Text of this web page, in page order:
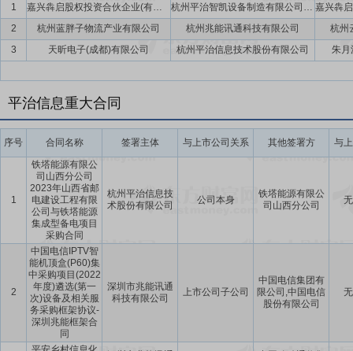
理流程来支撑管控，通过采用系统管理方法来确保整个供应链系统处
新技术、新材料的机会，在出现供需关系不平衡的情况时，能得到物
要点11：中选中国电信天翼网关4.0集中采购项目(2022年度)进展暨签
限公司(以下简称“深圳兆能”)成为中国电信天翼网关4.0(无频无语音
国电信集团有限公司、中国电信股份有限公司签订的《中国电信天翼
架协议-深圳兆能》。本次框架合同项目属于深圳兆能的主营业务,将
术、人员能够保证本项目的顺利履行,公司主要业务不会因此而对中
1 嘉兴犇启股权投资合伙企业(有限合伙)
杭州平治智凯设备制造有限公司,杭州平治信息技术股份有限公司
2
杭州蓝胖子物流产业有限公司 杭州兆能讯通科技有限公司
杭州
3
天昕电子(成都)有限公司 杭州平治信息技术股份有限公司 朱月
平治信息重大合同
序号 合同名称 签署主体 与上市公司关系 其他签署方 与
1
铁塔能源有限公
司山西分公司
2023年山西省邮
电建设工程有限
公司与铁塔能源
集成型备电项目
采购合同
杭州平治信息技
术股份有限公司
公司本身
铁塔能源有限公
司山西分公司
2
中国电信IPTV智
能机顶盒(P60)集
中采购项目(2022
年度)遴选(第一
次)设备及相关服
务采购框架协议-
深圳兆能框架合
同
深圳市兆能讯通
科技有限公司
上市公司子公司
中国电信集团有
限公司,中国电信
股份有限公司